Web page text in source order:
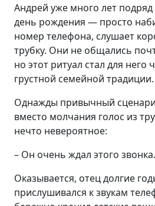
Андрей уже много лет подряд
день рождения — просто
номер телефона, слушает
трубку. Они не общались
но этот ритуал стал для него
грустной семейной традиции.
Однажды привычный
вместо молчания голос из
нечто невероятное:
– Он очень ждал этого звонка.
Оказывается, отец долгие
прислушивался к звукам